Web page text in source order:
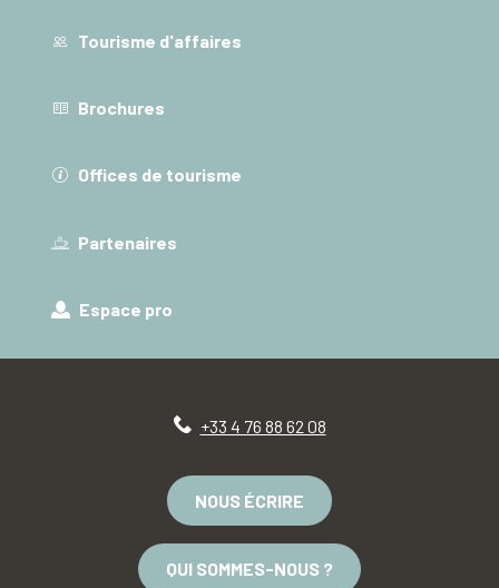
Tourisme d'affaires
Brochures
Offices de tourisme
Partenaires
Espace pro
+33 4 76 88 62 08
NOUS ÉCRIRE
QUI SOMMES-NOUS ?